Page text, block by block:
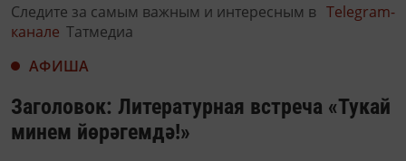
Следите за самым важным и интересным в Telegram-
канале Татмедиа
АФИША
Заголовок: Литературная встреча «Тукай
минем йөрәгемдә!»